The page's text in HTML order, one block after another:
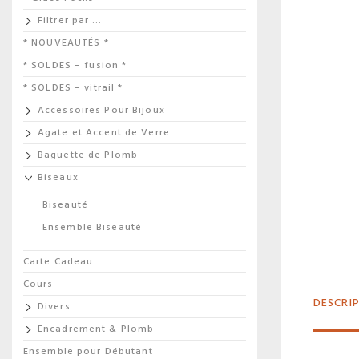
Filtrer par …
* NOUVEAUTÉS *
* SOLDES – fusion *
* SOLDES – vitrail *
Accessoires Pour Bijoux
Agate et Accent de Verre
Baguette de Plomb
Biseaux
Biseauté
Ensemble Biseauté
Carte Cadeau
Cours
Divers
Encadrement & Plomb
Ensemble pour Débutant